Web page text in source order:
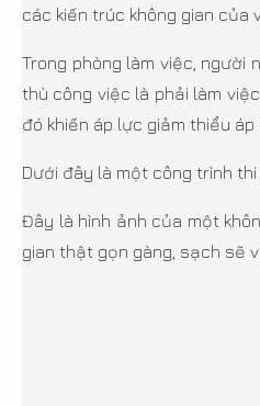
các kiến trúc không gian của
Trong phòng làm việc, người
thù công việc là phải làm
đó khiến áp lực giảm thiểu
Dưới đây là một công trình
Đây là hình ảnh của một
gian thật gọn gàng, sạch sẽ